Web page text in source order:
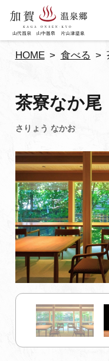
特集
見どころ
おみやげ
泊まる
初めての加賀温
加賀に泊まって
HOME 食べる
茶寮なか尾